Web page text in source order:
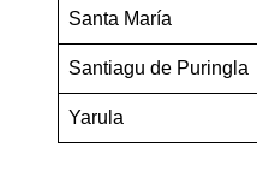
Santa María
Santiagu de Puringla
Yarula